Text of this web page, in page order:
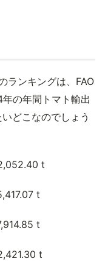
ランキングは、FAO
の年間トマト輸出
どこなのでしょう
t
t
t
t